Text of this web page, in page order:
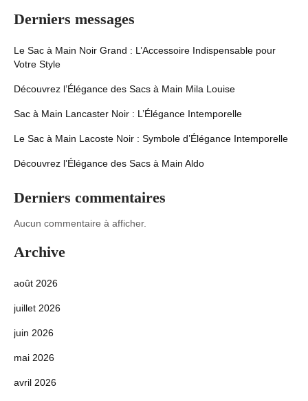
Derniers messages
Le Sac à Main Noir Grand : L’Accessoire Indispensable pour
Votre Style
Découvrez l’Élégance des Sacs à Main Mila Louise
Sac à Main Lancaster Noir : L’Élégance Intemporelle
Le Sac à Main Lacoste Noir : Symbole d’Élégance Intemporelle
Découvrez l’Élégance des Sacs à Main Aldo
Derniers commentaires
Aucun commentaire à afficher.
Archive
août 2026
juillet 2026
juin 2026
mai 2026
avril 2026